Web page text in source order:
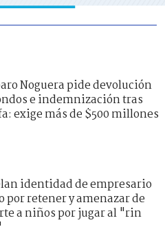
Noguera pide devolución
e indemnización tras
exige más de $500 millones
identidad de empresario
por retener y amenazar de
a niños por jugar al "rin